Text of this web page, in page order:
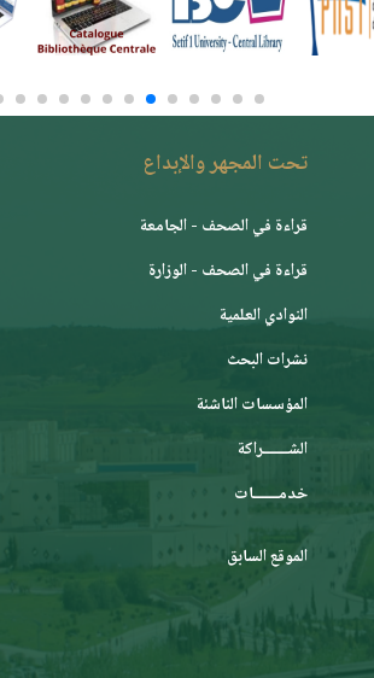
تحت المجهر والإبداع
قراءة في الصحف - الجامعة
قراءة في الصحف - الوزارة
النوادي العلمية
نشرات البحث
المؤسسات الناشئة
الشـــــــراكة
خدمـــــــات
الموقع السابق